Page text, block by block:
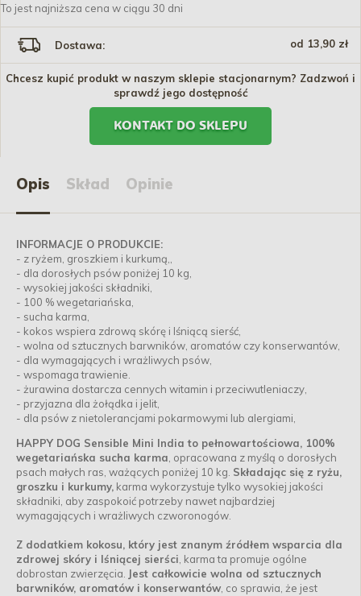
To jest najniższa cena w ciągu 30 dni
Dostawa: od 13,90 zł
Chcesz kupić produkt w naszym sklepie stacjonarnym? Zadzwoń i
sprawdź jego dostępność
KONTAKT DO SKLEPU
Opis Skład Opinie
INFORMACJE O PRODUKCIE:
- z ryżem, groszkiem i kurkumą,,
- dla dorosłych psów poniżej 10 kg,
- wysokiej jakości składniki,
- 100 % wegetariańska,
- sucha karma,
- kokos wspiera zdrową skórę i lśniącą sierść,
- wolna od sztucznych barwników, aromatów czy konserwantów,
- dla wymagających i wrażliwych psów,
- wspomaga trawienie.
- żurawina dostarcza cennych witamin i przeciwutleniaczy,
- przyjazna dla żołądka i jelit,
- dla psów z nietolerancjami pokarmowymi lub alergiami,
HAPPY DOG Sensible Mini India to pełnowartościowa, 100%
wegetariańska sucha karma , opracowana z myślą o dorosłych
psach małych ras, ważących poniżej 10 kg. Składając się z ryżu,
groszku i kurkumy, karma wykorzystuje tylko wysokiej jakości
składniki, aby zaspokoić potrzeby nawet najbardziej
wymagających i wrażliwych czworonogów.
Z dodatkiem kokosu, który jest znanym źródłem wsparcia dla
zdrowej skóry i lśniącej sierści , karma ta promuje ogólne
dobrostan zwierzęcia. Jest całkowicie wolna od sztucznych
barwników, aromatów i konserwantów , co sprawia, że jest